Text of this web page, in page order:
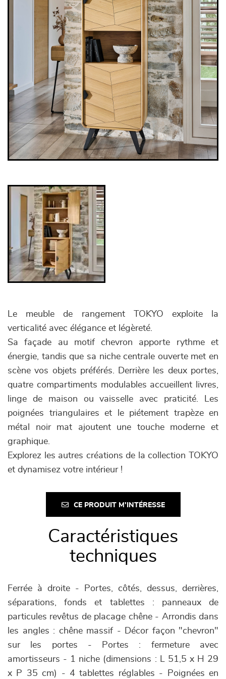
Le meuble de rangement TOKYO exploite la
verticalité avec élégance et légèreté.
Sa façade au motif chevron apporte rythme et
énergie, tandis que sa niche centrale ouverte met en
scène vos objets préférés. Derrière les deux portes,
quatre compartiments modulables accueillent livres,
linge de maison ou vaisselle avec praticité. Les
poignées triangulaires et le piétement trapèze en
métal noir mat ajoutent une touche moderne et
graphique.
Explorez les autres créations de la collection TOKYO
et dynamisez votre intérieur !
CE PRODUIT M'INTÉRESSE
Caractéristiques
techniques
Ferrée à droite - Portes, côtés, dessus, derrières,
séparations, fonds et tablettes : panneaux de
particules revêtus de placage chêne - Arrondis dans
les angles : chêne massif - Décor façon "chevron"
sur les portes - Portes : fermeture avec
amortisseurs - 1 niche (dimensions : L 51,5 x H 29
x P 35 cm) - 4 tablettes réglables - Poignées en